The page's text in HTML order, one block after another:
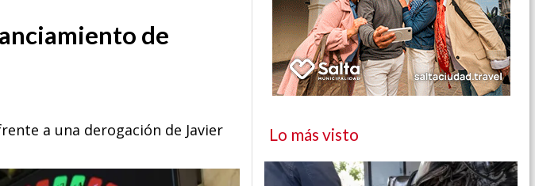
de
a una derogación de Javier
Lo más visto